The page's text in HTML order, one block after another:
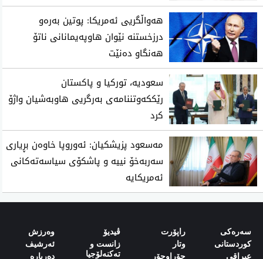
هەواڵگریی ئەمریکا: پوتین بەرەو
درزخستنە نێوان هاوپەیمانانی ناتۆ
هەنگاو دەنێت
سعودیه‌، توركیا و پاكستان
رێككه‌وتننامه‌ی به‌رگریی هاوبه‌شیان واژۆ
كرد
مەسعود پزیشکیان: ئەوروپا خاوەن بڕیاری
سەربەخۆ نییە و پاشکۆی سیاسەتەکانی
ئەمریکایە
سەرەکی
کوردستانی
‌‌عیراقی‌
راپۆرت
وتار
جۆراوجۆر
ڤیدیۆ
زانست و
تەکنەلۆجیا
وەرزش‌
ئەرشیف
دەربارە‌